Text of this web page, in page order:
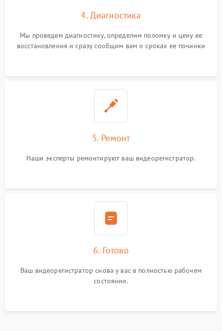
4. Диагностика
Мы проведем диагностику, определим поломку и цену ее
восстановления и сразу сообщим вам о сроках ее починки
5. Ремонт
Наши эксперты ремонтируют ваш видеорегистратор.
6. Готово
Ваш видеорегистратор снова у вас в полностью рабочем
состоянии.